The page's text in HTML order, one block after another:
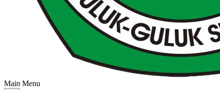
Main Menu